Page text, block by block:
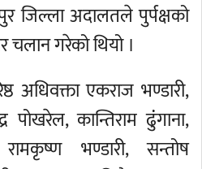
जिल्ला अदालतले पुर्पक्षको
चलान गरेको थियो ।
अधिवक्ता एकराज भण्डारी,
पोखरेल, कान्तिराम ढुंंगाना,
भण्डारी, सन्तोष